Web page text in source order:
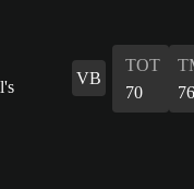
VB
TOT
70
76